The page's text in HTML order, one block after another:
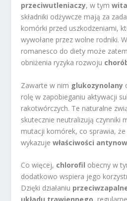
przeciwutleniaczy, w tym
składniki odżywcze mają za
komórki przed uszkodzeniami,
wywołane przez wolne rodniki.
romanesco do diety może
obniżenia ryzyka rozwoju
Zawarte w nim glukozynolany
rolę w zapobieganiu aktywacji
rakotwórczych. Te naturalne
skutecznie neutralizują czynniki
mutacji komórek, co sprawia,
wykazujewłaściwości
Co więcej, chlorofil obecny w
dodatkowo wspiera jego
Dzięki działaniu